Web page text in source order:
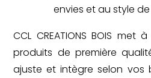
envies et au style
CCL CREATIONS BOIS
produits de première
ajuste et intègre selon vos